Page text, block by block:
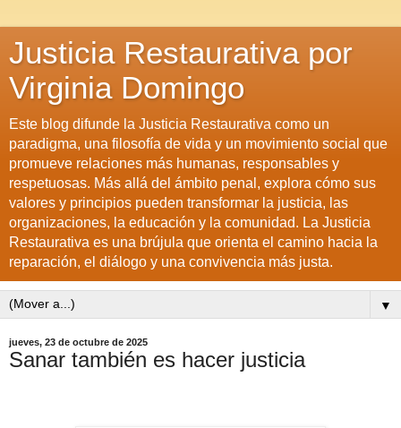
Justicia Restaurativa por
Virginia Domingo
Este blog difunde la Justicia Restaurativa como un
paradigma, una filosofía de vida y un movimiento social que
promueve relaciones más humanas, responsables y
respetuosas. Más allá del ámbito penal, explora cómo sus
valores y principios pueden transformar la justicia, las
organizaciones, la educación y la comunidad. La Justicia
Restaurativa es una brújula que orienta el camino hacia la
reparación, el diálogo y una convivencia más justa.
▼
jueves, 23 de octubre de 2025
Sanar también es hacer justicia